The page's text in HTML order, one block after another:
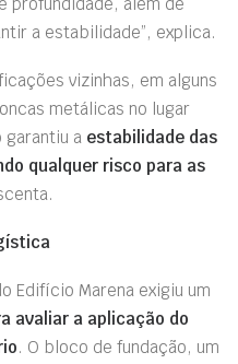
a estabilidade”, explica.
vizinhas, em alguns
metálicas no lugar
a estabilidade das
qualquer risco para as
Edifício Marena exigiu um
avaliar a aplicação do
. O bloco de fundação, um